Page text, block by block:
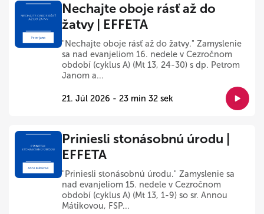
Nechajte oboje rásť až do
žatvy | EFFETA
"Nechajte oboje rásť až do žatvy." Zamyslenie
sa nad evanjeliom 16. nedele v Cezročnom
období (cyklus A) (Mt 13, 24-30) s dp. Petrom
Janom a...
21. Júl 2026 - 23 min 32 sek
Priniesli stonásobnú úrodu |
EFFETA
"Priniesli stonásobnú úrodu." Zamyslenie sa
nad evanjeliom 15. nedele v Cezročnom
období (cyklus A) (Mt 13, 1-9) so sr. Annou
Mátikovou, FSP...